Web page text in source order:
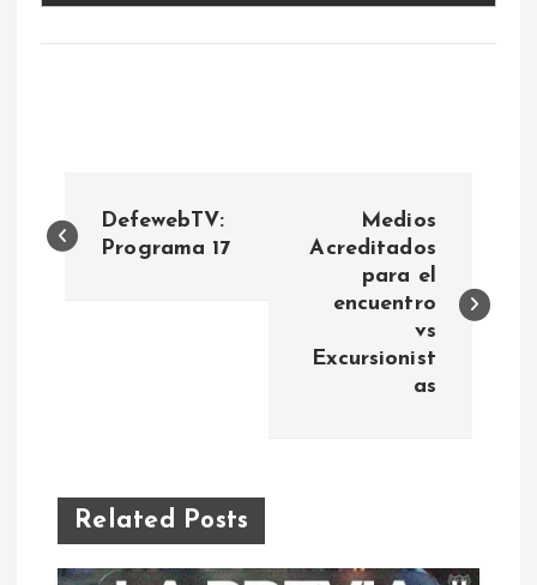
a
a
c
DefewebTV:
Programa 17
Medios
Acreditados
para el
encuentro
vs
Excursionist
as
Related Posts